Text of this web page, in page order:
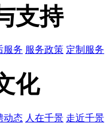
支持
服务 服务政策 定制服务
化
动态 人在千景 走近千景